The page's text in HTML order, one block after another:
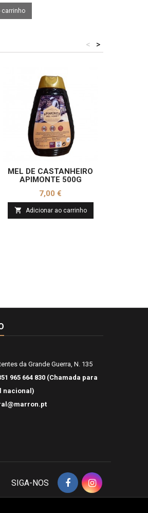
carrinho
>
<
MEL DE CASTANHEIRO
APIMONTE 500G
Preço
7,00 €
 Adicionar ao carrinho
da Grande Guerra, N. 135
965 664 830 (Chamada para
nacional)
SIGA-NOS